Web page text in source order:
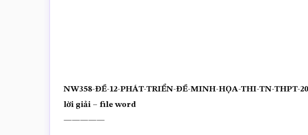
NW358-ĐỀ-12-PHÁT-TRIỂN-ĐỀ-MINH-HỌA-THI-TN-THPT-
lời giải – file word
—————